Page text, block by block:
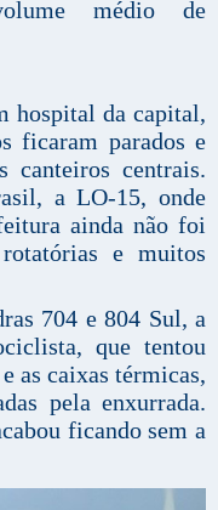
médio de
hospital da capital,
ficaram parados e
canteiros centrais.
a LO-15, onde
ainda não foi
e muitos
704 e 804 Sul, a
que tentou
as caixas térmicas,
pela enxurrada.
ficando sem a